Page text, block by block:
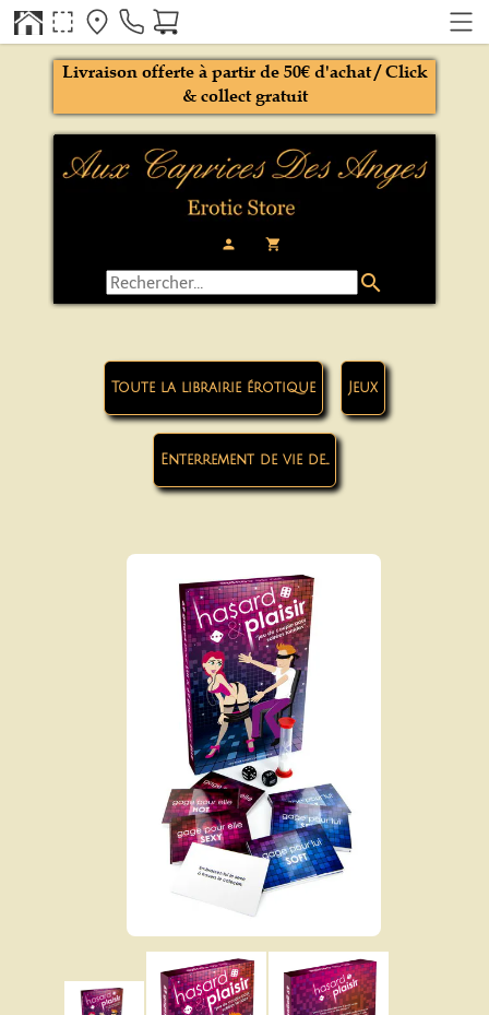
person local_grocery_store
Livraison offerte à partir de 50€ d'achat / Click
& collect gratuit
search
Toute la librairie érotique Jeux
Enterrement de vie de...